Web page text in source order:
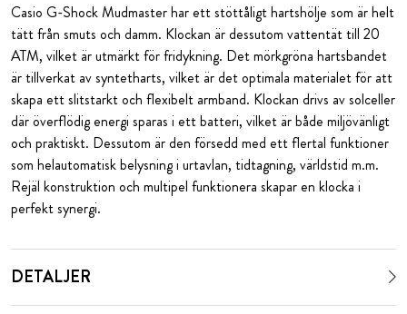
Casio G-Shock Mudmaster har ett stöttåligt hartshölje som är helt
tätt från smuts och damm. Klockan är dessutom vattentät till 20
ATM, vilket är utmärkt för fridykning. Det mörkgröna hartsbandet
är tillverkat av syntetharts, vilket är det optimala materialet för att
skapa ett slitstarkt och flexibelt armband. Klockan drivs av solceller
där överflödig energi sparas i ett batteri, vilket är både miljövänligt
och praktiskt. Dessutom är den försedd med ett flertal funktioner
som helautomatisk belysning i urtavlan, tidtagning, världstid m.m.
Rejäl konstruktion och multipel funktionera skapar en klocka i
perfekt synergi.
DETALJER